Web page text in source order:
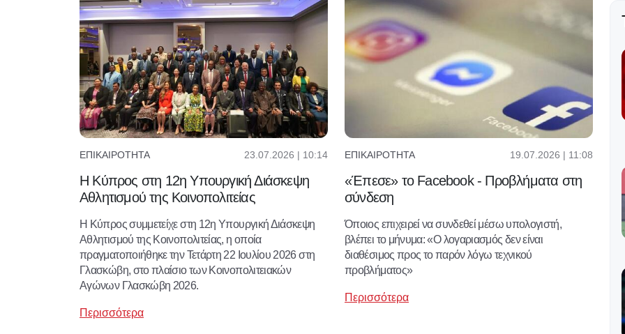
ΕΠΙΚΑΙΡΌΤΗΤΑ 23.07.2026 | 10:14
Η Κύπρος στη 12η Υπουργική Διάσκεψη
Αθλητισμού της Κοινοπολιτείας
Η Κύπρος συμμετείχε στη 12η Υπουργική Διάσκεψη
Αθλητισμού της Κοινοπολιτείας, η οποία
πραγματοποιήθηκε την Τετάρτη 22 Ιουλίου 2026 στη
Γλασκώβη, στο πλαίσιο των Κοινοπολιτειακών
Αγώνων Γλασκώβη 2026.
Περισσότερα
ΕΠΙΚΑΙΡΌΤΗΤΑ 19.07.2026 | 11:08
«Έπεσε» το Facebook - Προβλήματα στη
σύνδεση
Όποιος επιχειρεί να συνδεθεί μέσω υπολογιστή,
βλέπει το μήνυμα: «Ο λογαριασμός δεν είναι
διαθέσιμος προς το παρόν λόγω τεχνικού
προβλήματος»
Περισσότερα